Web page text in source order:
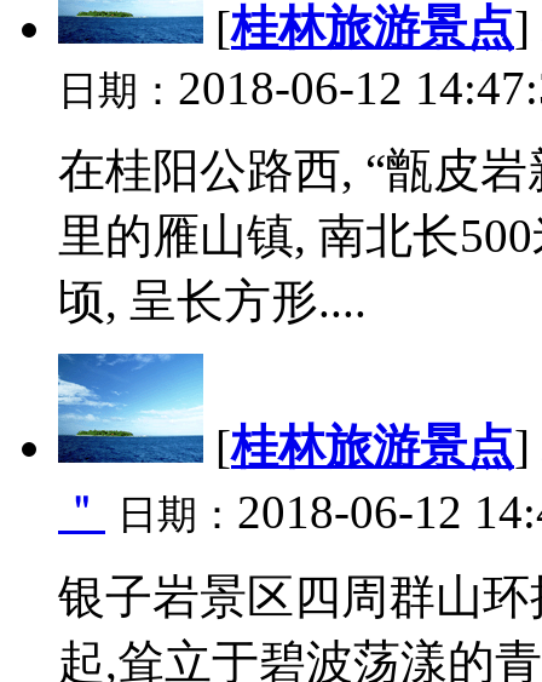
[桂林旅游景点]
日期： 2018-06-12
在桂阳公路西, “甑皮
里的雁山镇, 南北长
顷, 呈长方形....
[桂林旅游景点]
＂
日期： 2018-06-12
银子岩景区四周群山
起,耸立于碧波荡漾的